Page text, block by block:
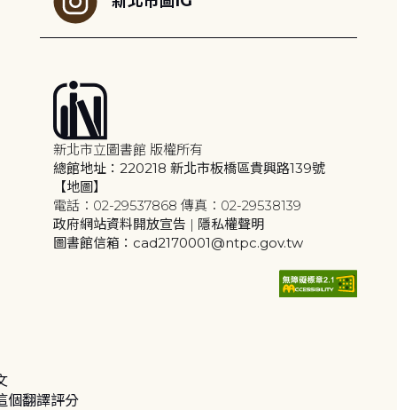
新北市立圖書館 版權所有
總館地址：220218 新北市板橋區貴興路139號
【地圖】
電話：02-29537868 傳真：02-29538139
政府網站資料開放宣告 | 隱私權聲明
圖書館信箱：cad2170001@ntpc.gov.tw
個翻譯評分